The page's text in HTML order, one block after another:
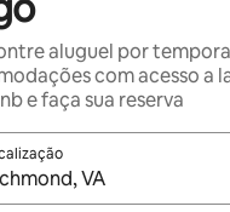
aluguel por
com acesso a
e faça sua reserva
os resultados